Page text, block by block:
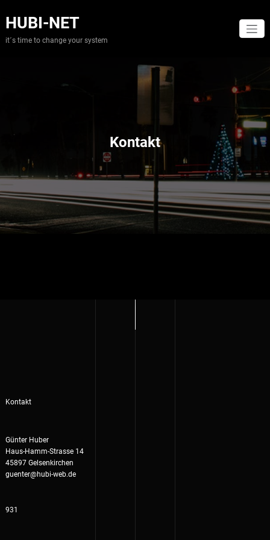
Inhalt
springen
HUBI-NET
it´s time to change your system
Kontakt
Kontakt
Günter Huber
Haus-Hamm-Strasse 14
45897 Gelsenkirchen
guenter@hubi-web.de
931